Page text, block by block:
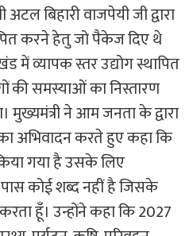
अटल बिहारी वाजपेयी जी द्वारा
करने हेतु जो पैकेज दिए थे
व्यापक स्तर उद्योग स्थापित
की समस्याओं का निस्तारण
मुख्यमंत्री ने आम जनता के द्वारा
अभिवादन करते हुए कहा कि
गया है उसके लिए
कोई शब्द नहीं है जिसके
हूँ। उन्होंने कहा कि 2027